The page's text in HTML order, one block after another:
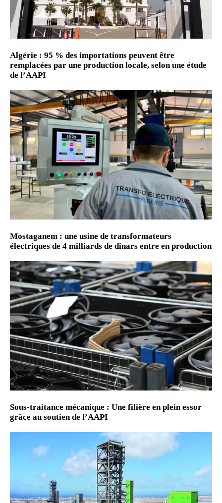
Algérie : 95 % des importations peuvent être
remplacées par une production locale, selon une étude
de l’AAPI
Mostaganem : une usine de transformateurs
électriques de 4 milliards de dinars entre en production
Sous-traitance mécanique : Une filière en plein essor
grâce au soutien de l’AAPI